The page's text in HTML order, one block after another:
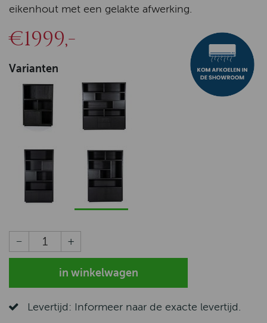
eikenhout met een gelakte afwerking.
€1999,-
Varianten
Levertijd: Informeer naar de exacte levertijd.